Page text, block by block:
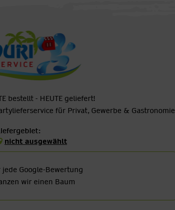
bestellt - HEUTE geliefert!
für Privat, Gewerbe & Gastronomie
nicht ausgewählt
jede Google-Bewertung
wir einen Baum